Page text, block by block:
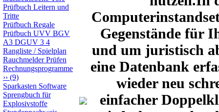
Prüfbuch Leitern und
Tritte
Prüfbuch Regale
Prüfbuch UVV BGV
A3 DGUV 3 4
Rangliste / Spielplan
Rauchmelder Prüfen
Rechnungsprogramme
›› (9)
Sparkasten Software
Sprengbuch für
Explosivstoffe
Gegenstände für
und um juristisch
eine Datenbank
wieder neu
einfacher